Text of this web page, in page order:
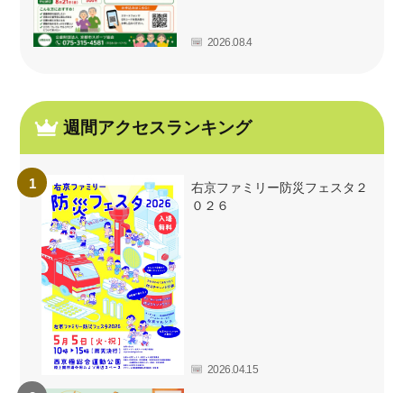
2026.08.4
週間アクセスランキング
右京ファミリー防災フェスタ２
０２６
2026.04.15